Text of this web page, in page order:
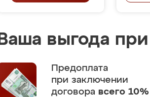
Ваша выгода
Предоплата
при заключении
договора всего 10%